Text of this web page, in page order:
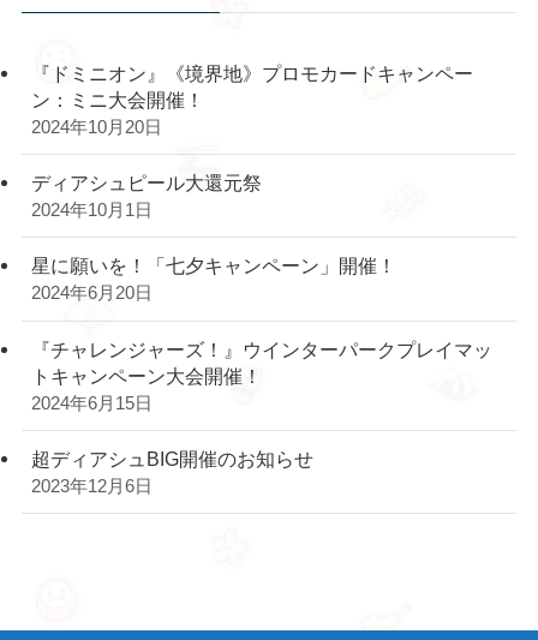
『ドミニオン』《境界地》プロモカードキャンペー
ン：ミニ大会開催！
2024年10月20日
ディアシュピール大還元祭
2024年10月1日
星に願いを！「七夕キャンペーン」開催！
2024年6月20日
『チャレンジャーズ！』ウインターパークプレイマッ
トキャンペーン大会開催！
2024年6月15日
超ディアシュBIG開催のお知らせ
2023年12月6日